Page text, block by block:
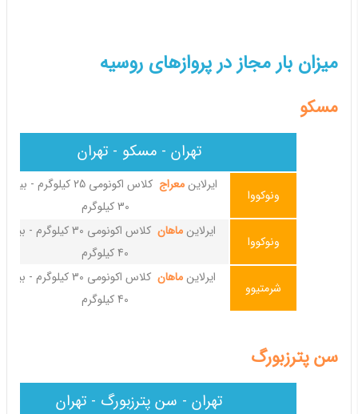
میزان بار مجاز در پروازهای روسیه
مسکو
تهران - مسکو - تهران
ایرلاینمعراج
کلاس اکونومی 25 کیلوگرم -
30 کیلوگرم
ونوکووا
ایرلاینماهان
کلاس اکونومی 30 کیلوگرم -
40 کیلوگرم
ونوکووا
ایرلاینماهان
کلاس اکونومی 30 کیلوگرم -
40 کیلوگرم
شرمتیوو
سن پترزبورگ
تهران - سن پترزبورگ - تهران